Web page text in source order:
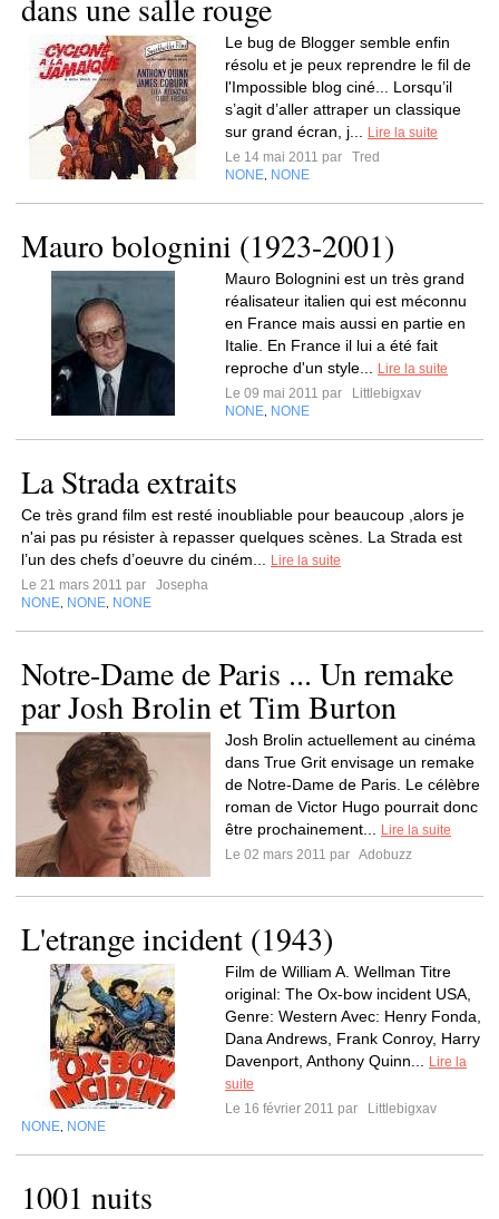
dans une salle rouge
Le bug de Blogger semble enfin
résolu et je peux reprendre le fil de
l'Impossible blog ciné... Lorsqu’il
s’agit d’aller attraper un classique
sur grand écran, j...
Lire la suite
Le 14 mai 2011 par
Tred
NONE NONE
Mauro bolognini (1923-2001)
Mauro Bolognini est un très grand
réalisateur italien qui est méconnu
en France mais aussi en partie en
Italie. En France il lui a été fait
reproche d'un style...
Lire la suite
Le 09 mai 2011 par
Littlebigxav
NONE NONE
La Strada extraits
Ce très grand film est resté inoubliable pour beaucoup ,alors je
n'ai pas pu résister à repasser quelques scènes. La Strada est
l’un des chefs d’oeuvre du ciném...
Lire la suite
Le 21 mars 2011 par
Josepha
NONE NONE NONE
Notre-Dame de Paris ... Un remake
par Josh Brolin et Tim Burton
Josh Brolin actuellement au cinéma
dans True Grit envisage un remake
de Notre-Dame de Paris. Le célèbre
roman de Victor Hugo pourrait donc
être prochainement...
Lire la suite
Le 02 mars 2011 par Adobuzz
L'etrange incident (1943)
Film de William A. Wellman Titre
original: The Ox-bow incident USA,
Genre: Western Avec: Henry Fonda,
Dana Andrews, Frank Conroy, Harry
Davenport, Anthony Quinn...
Lire la
suite
Le 16 février 2011 par
Littlebigxav
NONE NONE
1001 nuits